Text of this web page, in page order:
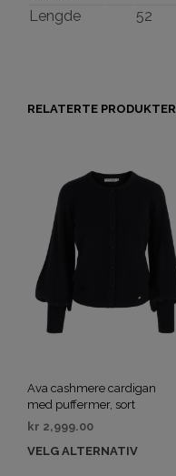
Lengde 52
RELATERTE PRODUKTER
Ava cashmere cardigan
med puffermer, sort
kr 2,999.00
VELG ALTERNATIV